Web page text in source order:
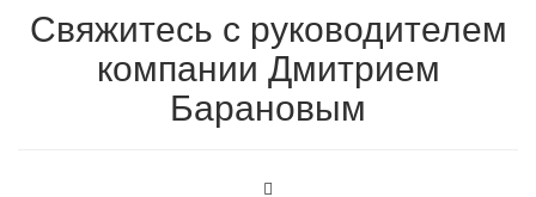
Свяжитесь с руководителем
компании Дмитрием
Барановым